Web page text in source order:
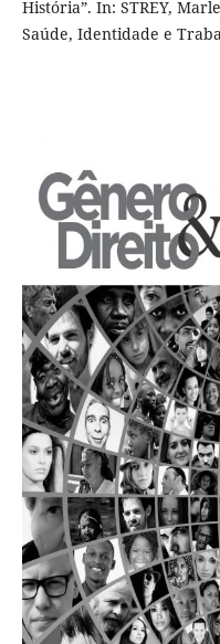
História”. In: STREY,
Saúde, Identidade e